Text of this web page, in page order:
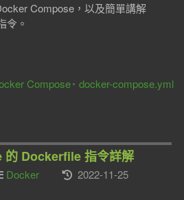
Compose，以及簡單講解
令。
Compose docker-compose.yml
Dockerfile 指令詳解
Docker 2022-11-25